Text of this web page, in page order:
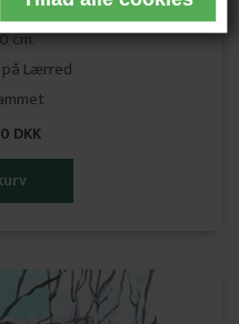
cm.
Lærred
DKK